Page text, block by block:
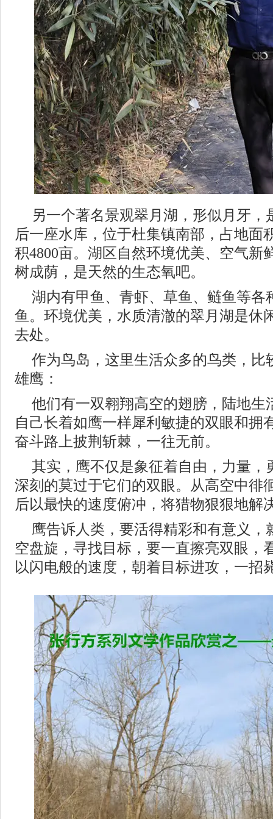
另一个著名景观翠月湖，形似月牙，
后一座水库，位于杜集镇南部，占地面
积4800亩。湖区自然环境优美、空气新
树成荫，是天然的生态氧吧。
湖内有甲鱼、青虾、草鱼、鲢鱼等各
鱼。环境优美，水质清澈的翠月湖是休
去处。
作为鸟岛，这里生活众多的鸟类，比
雄鹰：
他们有一双翱翔高空的翅膀，陆地生
自己长着如鹰一样犀利敏捷的双眼和拥
奋斗路上披荆斩棘，一往无前。
其实，鹰不仅是象征着自由，力量，
深刻的莫过于它们的双眼。从高空中徘
后以最快的速度俯冲，将猎物狠狠地解
鹰告诉人类，要活得精彩和有意义，
空盘旋，寻找目标，要一直擦亮双眼，
以闪电般的速度，朝着目标进攻，一招